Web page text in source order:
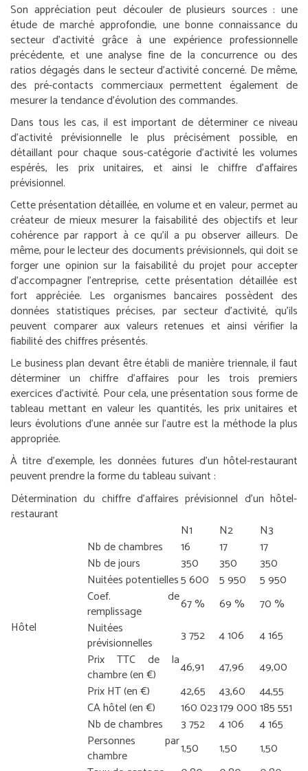
Son appréciation peut découler de plusieurs sources : une
étude de marché approfondie, une bonne connaissance du
secteur d’activité grâce à une expérience professionnelle
précédente, et une analyse fine de la concurrence ou des
ratios dégagés dans le secteur d’activité concerné. De même,
des pré-contacts commerciaux permettent également de
mesurer la tendance d’évolution des commandes.
Dans tous les cas, il est important de déterminer ce niveau
d’activité prévisionnelle le plus précisément possible, en
détaillant pour chaque sous-catégorie d’activité les volumes
espérés, les prix unitaires, et ainsi le chiffre d’affaires
prévisionnel.
Cette présentation détaillée, en volume et en valeur, permet au
créateur de mieux mesurer la faisabilité des objectifs et leur
cohérence par rapport à ce qu’il a pu observer ailleurs. De
même, pour le lecteur des documents prévisionnels, qui doit se
forger une opinion sur la faisabilité du projet pour accepter
d’accompagner l’entreprise, cette présentation détaillée est
fort appréciée. Les organismes bancaires possèdent des
données statistiques précises, par secteur d’activité, qu’ils
peuvent comparer aux valeurs retenues et ainsi vérifier la
fiabilité des chiffres présentés.
Le business plan devant être établi de manière triennale, il faut
déterminer un chiffre d’affaires pour les trois premiers
exercices d’activité. Pour cela, une présentation sous forme de
tableau mettant en valeur les quantités, les prix unitaires et
leurs évolutions d’une année sur l’autre est la méthode la plus
appropriée.
À titre d’exemple, les données futures d’un hôtel-restaurant
peuvent prendre la forme du tableau suivant :
Détermination du chiffre d’affaires prévisionnel d’un hôtel-
restaurant
N1
N2 N3
Hôtel
Nb de chambres 16 17
17
Nb de jours
350 350
350
Nuitées potentielles5 600 5 950
5 950
Coef. de
remplissage
67 % 69 %
70 %
Nuitées
prévisionnelles
3 752 4 106
4 165
Prix TTC de la
chambre (en €)
46,91 47,96
49,00
Prix HT (en €)
42,65 43,60
44,55
CA hôtel (en €)
160 023179 000185 551
Nb de chambres 3 752 4 106
4 165
Personnes par
chambre
1,50 1,50
1,50